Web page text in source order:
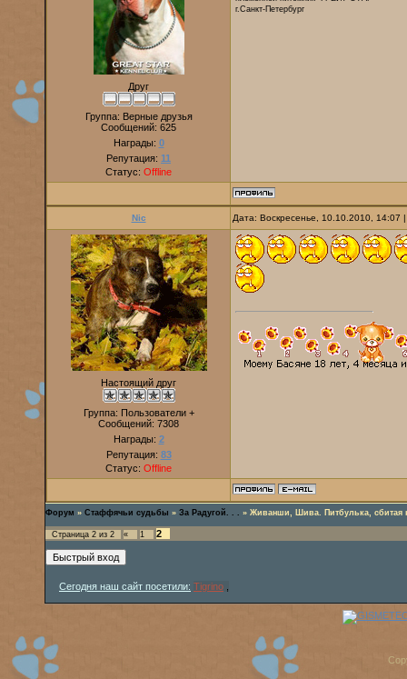
Друг
Группа: Верные друзья
Сообщений: 625
Награды: 0
Репутация: 11
Статус: Offline
г.Санкт-Петербург
Nic Дата: Воскресенье, 10.10.2010,
Настоящий друг
Группа: Пользователи +
Сообщений: 7308
Награды: 2
Репутация: 83
Статус: Offline
Форум » Стаффячьи судьбы » За Радугой. . . » Живанши, Шива. Питбулька, сбитая
Страница 2 из 2 « 1 2
Сегодня наш сайт посетили: Tigrino